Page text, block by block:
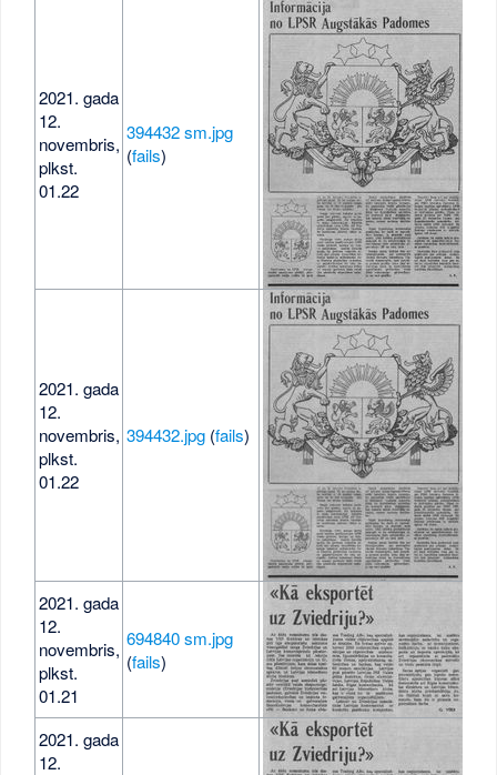
2021. gada
12.
novembris,
plkst.
01.22
394432 sm.jpg
(fails)
2021. gada
12.
novembris,
plkst.
01.22
394432.jpg(fails)
2021. gada
12.
novembris,
plkst.
01.21
694840 sm.jpg
(fails)
2021. gada
12.